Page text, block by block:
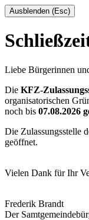
Ausblenden (Esc)
Liebe Bürgerinnen
Die KFZ-
organisatorischen
noch bis 07.08.2026
Die Zulassungsstelle
geöffnet.
Vielen Dank für Ihr
Frederik Brandt
Der